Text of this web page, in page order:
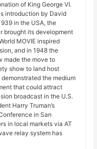
of King George VI.
introduction by David
in the USA, the
brought its development
MOVIE inspired
and in 1948 the
made the move to
show to land host
the medium
that could attract
broadcast in the U.S.
Harry Truman’s
in San
in local markets via AT
relay system has